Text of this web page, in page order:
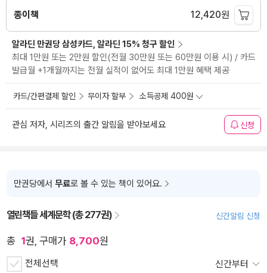
종이책 12,420원
알라딘 만권당 삼성카드, 알라딘 15% 청구 할인
최대 1만원 또는 2만원 할인(전월 30만원 또는 60만원 이용 시) / 카드
발급월 +1개월까지는 전월 실적이 없어도 최대 1만원 혜택 제공
카드/간편결제 할인 무이자 할부 소득공제 400원
관심 저자, 시리즈의 출간 알림을 받아보세요 신청
만권당에서 무료로 볼 수 있는 책이 있어요.
열린책들 세계문학 (총 277권) 신간알림 신청
총 1권, 구매가 8,700원
전체선택 신간부터